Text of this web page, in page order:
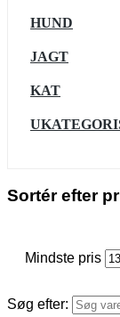
HUND
JAGT
KAT
Sortér efter
Mindste pris
Søg efter: